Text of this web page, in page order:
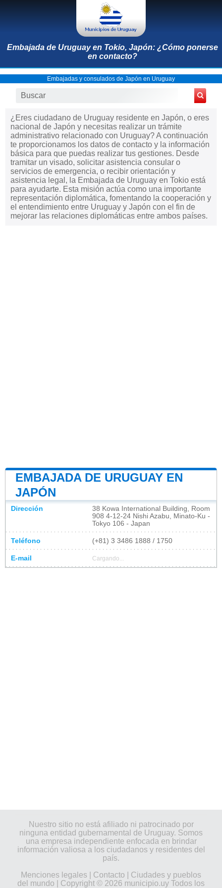
Embajada de Uruguay en Tokio, Japón: ¿Cómo ponerse
en contacto?
Embajadas y consulados de Japón en Uruguay
¿Eres ciudadano de Uruguay residente en Japón, o eres
nacional de Japón y necesitas realizar un trámite
administrativo relacionado con Uruguay? A continuación
te proporcionamos los datos de contacto y la información
básica para que puedas realizar tus gestiones. Desde
tramitar un visado, solicitar asistencia consular o
servicios de emergencia, o recibir orientación y
asistencia legal, la Embajada de Uruguay en Tokio está
para ayudarte. Esta misión actúa como una importante
representación diplomática, fomentando la cooperación y
el entendimiento entre Uruguay y Japón con el fin de
mejorar las relaciones diplomáticas entre ambos países.
EMBAJADA DE URUGUAY EN
JAPÓN
Dirección
38 Kowa International Building, Room
908 4-12-24 Nishi Azabu, Minato-Ku -
Tokyo 106 - Japan
Teléfono (+81) 3 3486 1888 / 1750
E-mail Cargando...
Nuestro sitio no está afiliado ni patrocinado por
ninguna entidad gubernamental de Uruguay. Somos
una empresa independiente enfocada en brindar
información valiosa a los ciudadanos y residentes del
país.
Menciones legales
Contacto
Ciudades y pueblos
del mundo | Copyright © 2026 municipio.uy Todos los